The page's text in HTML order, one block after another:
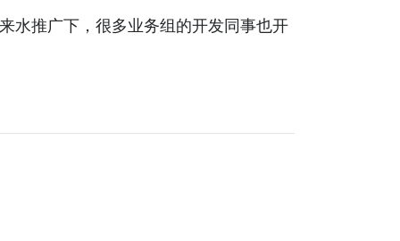
水推广下，很多业务组的开发同事也开